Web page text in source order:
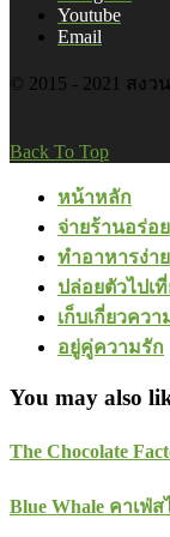
Youtube
Email
© 2015 - 2021 ส
Back To Top
หน้าหลัก
จ่ายร้านอร่อย
ทำอาหารง่าย
ปล่อยตัวไปเ
เก็บเกี่ยวควา
อยู่คู่ความรัก
You may also
The Chocolate
Blue Whale คาเ